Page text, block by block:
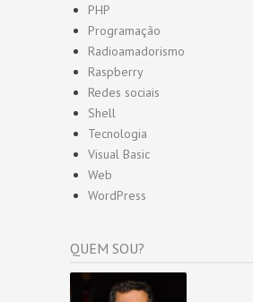
PHP
Programação
Radioamadorismo
Raspberry
Redes sociais
Shell
Tecnologia
Visual Basic
Web
WordPress
QUEM SOU?